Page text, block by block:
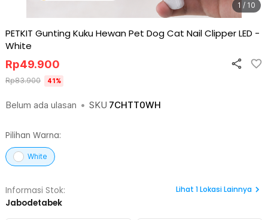
1 / 10
PETKIT Gunting Kuku Hewan Pet Dog Cat Nail Clipper LED -
White
Belum ada ulasan • SKU 7CHTT0WH
Rp49.900
Rp83.900 41%
Pilihan Warna:
White
Informasi Stok:
Jabodetabek
Lihat 1Lokasi Lainnya